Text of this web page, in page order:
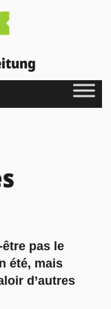
pas le
été, mais
d’autres